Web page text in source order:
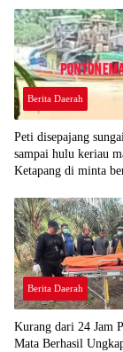
Berita Daerah
Peti disepajang
sampai hulu keriau
Ketapang di minta
Berita Daerah
Kurang dari 24 Jam
Mata Berhasil